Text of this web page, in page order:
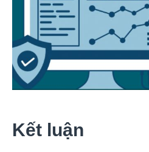
Kết luận